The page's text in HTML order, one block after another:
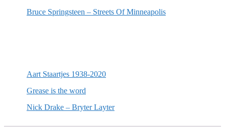
Bruce Springsteen – Streets Of Minneapolis
Aart Staartjes 1938-2020
Grease is the word
Nick Drake – Bryter Layter